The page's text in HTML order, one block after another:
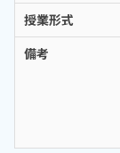
授業形式
備考